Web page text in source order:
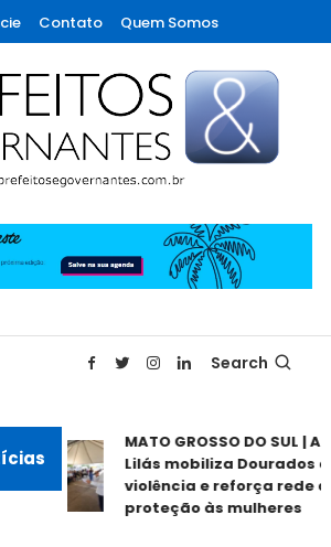
Contato Quem Somos
& Governantes
Search
MATO GROSSO DO SUL |
Lilás mobiliza Dourados
violência e reforça rede de
proteção às mulheres